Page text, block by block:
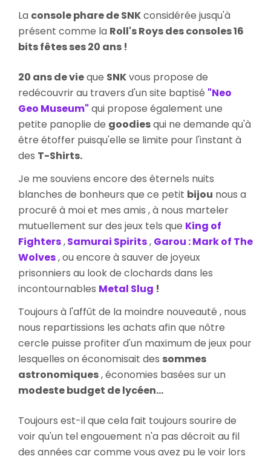
Geo
Ses
20
!
La console phare de SNKconsidérée jusqu'à
présent comme la Roll's Roys des consoles 16
bits fêtes ses 20 ans !
20 ans de vieque SNKvous propose de
redécouvrir au travers d'un site baptisé "Neo
Geo Museum" qui propose également une
petite panoplie de goodiesqui ne demande qu'à
être étoffer puisqu'elle se limite pour l'instant à
des T-Shirts.
Je me souviens encore des éternels nuits
blanches de bonheurs que ce petit bijou nous a
procuré à moi et mes amis , à nous marteler
mutuellement sur des jeux tels que King of
Fighters,Samurai Spirits, Garou : Mark of The
Wolves, ou encore à sauver de joyeux
prisonniers au look de clochards dans les
incontournables Metal Slug !
Toujours à l'affût de la moindre nouveauté , nous
nous repartissions les achats afin que nôtre
cercle puisse profiter d'un maximum de jeux pour
lesquelles on économisait des sommes
astronomiques, économies basées sur un
modeste budget de lycéen...
Toujours est-il que cela fait toujours sourire de
voir qu'un tel engouement n'a pas décroit au fil
des années car comme vous avez pu le voir lors